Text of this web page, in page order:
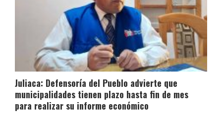
Juliaca: Defensoría del Pueblo advierte que
municipalidades tienen plazo hasta fin de mes
para realizar su informe económico